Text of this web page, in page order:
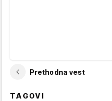
Prethodna vest
TAGOVI